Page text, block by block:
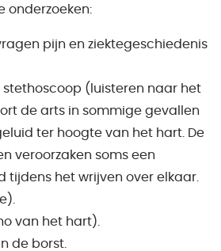
onderzoeken:
pijn en ziektegeschiedenis
stethoscoop (luisteren naar het
de arts in sommige gevallen
ter hoogte van het hart. De
veroorzaken soms een
tijdens het wrijven over elkaar.
van het hart).
de borst.